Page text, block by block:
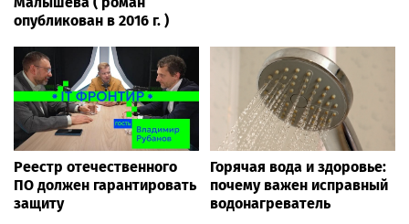
опубликован в 2016 г. )
Реестр отечественного
ПО должен гарантировать
защиту
Горячая вода и здоровье:
почему важен исправный
водонагреватель